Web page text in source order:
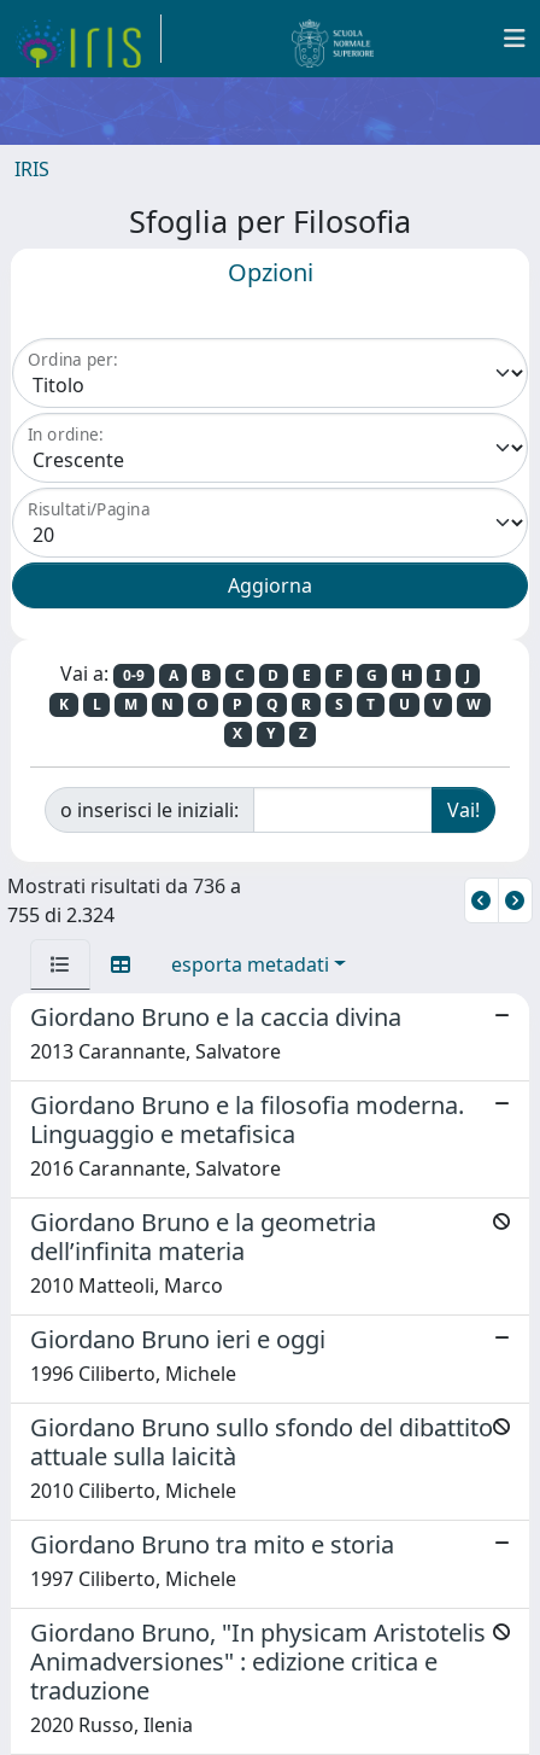
IRIS
Sfoglia per Filosofia
Opzioni
Ordina per:
In ordine:
Risultati/Pagina
Vai a: 0-9 A B C D E F G H I
J
K
L M N O P Q R S T U V
W
X
Y Z
o inserisci le iniziali:
Mostrati risultati da 736 a
755 di 2.324
esporta metadati
Giordano Bruno e la caccia divina
2013 Carannante, Salvatore
Giordano Bruno e la filosofia moderna.
Linguaggio e metafisica
2016 Carannante, Salvatore
Giordano Bruno e la geometria
dell’infinita materia
2010 Matteoli, Marco
Giordano Bruno ieri e oggi
1996 Ciliberto, Michele
Giordano Bruno sullo sfondo del dibattito
attuale sulla laicità
2010 Ciliberto, Michele
Giordano Bruno tra mito e storia
1997 Ciliberto, Michele
Giordano Bruno, "In physicam Aristotelis
Animadversiones" : edizione critica e
traduzione
2020 Russo, Ilenia